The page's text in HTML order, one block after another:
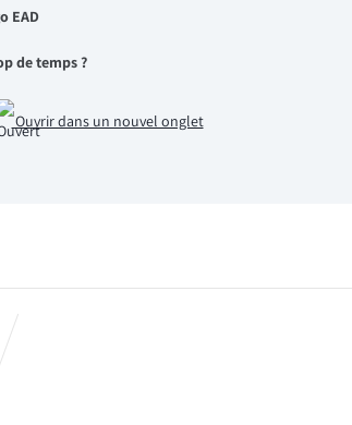
de temps ?
Ouvrir dans un nouvel onglet